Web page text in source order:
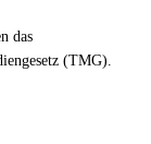
das
(TMG).